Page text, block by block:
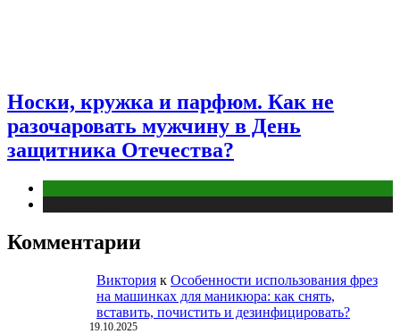
Носки, кружка и парфюм. Как не
разочаровать мужчину в День
защитника Отечества?
Комментарии
Виктория к Особенности использования фрез
на машинках для маникюра: как снять,
вставить, почистить и дезинфицировать?
19.10.2025